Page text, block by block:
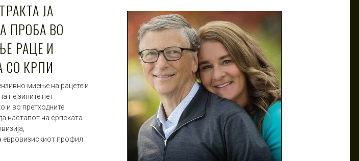
ЈА
ПРОБА ВО
РАЦЕ И
СО КРПИ
миење на рацете и
нејзините пет
и во претходните
настапот на српската
евровизискиот профил